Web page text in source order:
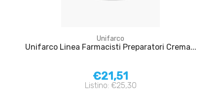
Unifarco
Unifarco Linea Farmacisti Preparatori Crema...
€21,51
Listino: €25,30